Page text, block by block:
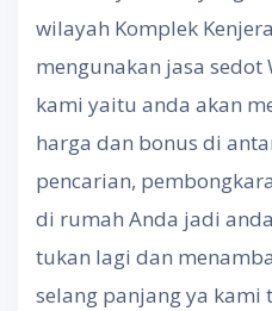
wilayah Komplek
mengunakan jasa sedot
kami yaitu anda akan
harga dan bonus di
pencarian,
di rumah Anda jadi
tukan lagi dan
selang panjang ya kami